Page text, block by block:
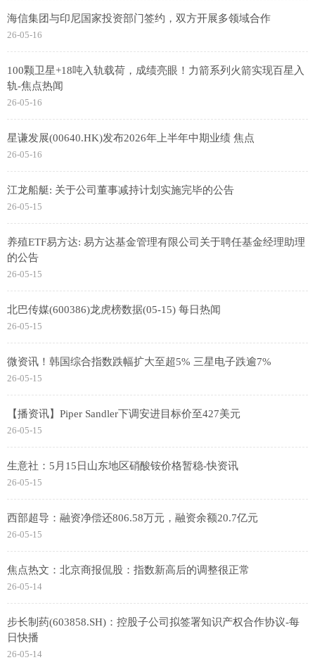
海信集团与印尼国家投资部门签约，双方开展多领域合作
26-05-16
100颗卫星+18吨入轨载荷，成绩亮眼！力箭系列火箭实现百星入
轨-焦点热闻
26-05-16
星谦发展(00640.HK)发布2026年上半年中期业绩 焦点
26-05-16
江龙船艇: 关于公司董事减持计划实施完毕的公告
26-05-15
养殖ETF易方达: 易方达基金管理有限公司关于聘任基金经理助理
的公告
26-05-15
北巴传媒(600386)龙虎榜数据(05-15) 每日热闻
26-05-15
微资讯！韩国综合指数跌幅扩大至超5% 三星电子跌逾7%
26-05-15
【播资讯】Piper Sandler下调安进目标价至427美元
26-05-15
生意社：5月15日山东地区硝酸铵价格暂稳-快资讯
26-05-15
西部超导：融资净偿还806.58万元，融资余额20.7亿元
26-05-15
焦点热文：北京商报侃股：指数新高后的调整很正常
26-05-14
步长制药(603858.SH)：控股子公司拟签署知识产权合作协议-每
日快播
26-05-14